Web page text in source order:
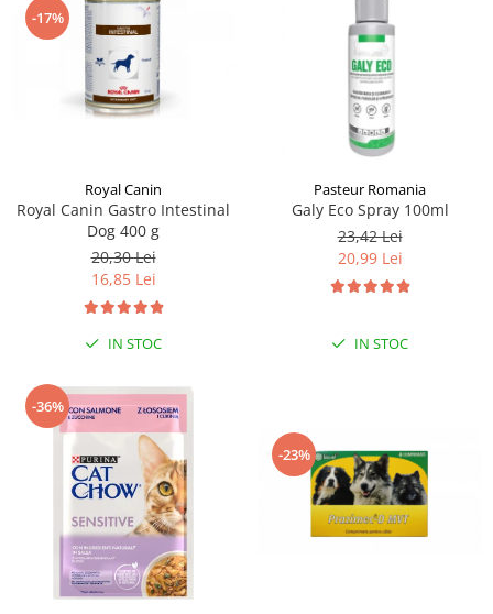
-17%
Royal Canin
Royal Canin Gastro Intestinal
Dog 400 g
20,30 Lei
16,85 Lei
IN STOC
Pasteur Romania
Galy Eco Spray 100ml
23,42 Lei
20,99 Lei
IN STOC
-36%
-23%